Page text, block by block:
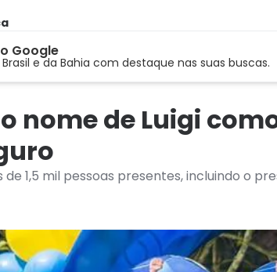
Google
e da Bahia com destaque nas suas buscas.
o nome de Luigi
1,5 mil pessoas presentes, incluindo o